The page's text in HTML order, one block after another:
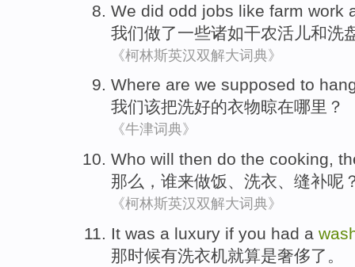
We did odd jobs like farm work
我们做了一些诸如干农活儿和洗
《柯林斯英汉双解大词典》
Where are we supposed to
我们该把洗好的衣物晾在哪里 ？
《牛津词典》
Who will then do the cooking,
那么 ， 谁来做饭、 洗衣、 缝补呢
《柯林斯英汉双解大词典》
It was a luxury if you had a
那时候有洗衣机就算是奢侈了。